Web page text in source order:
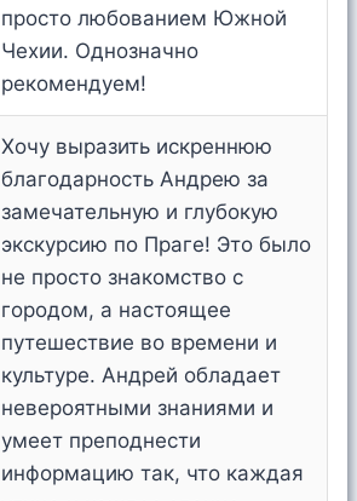
просто любованием Южной
Чехии. Однозначно
рекомендуем!
Хочу выразить искреннюю
благодарность Андрею за
замечательную и глубокую
экскурсию по Праге! Это было
не просто знакомство с
городом, а настоящее
путешествие во времени и
культуре. Андрей обладает
невероятными знаниями и
умеет преподнести
информацию так, что каждая